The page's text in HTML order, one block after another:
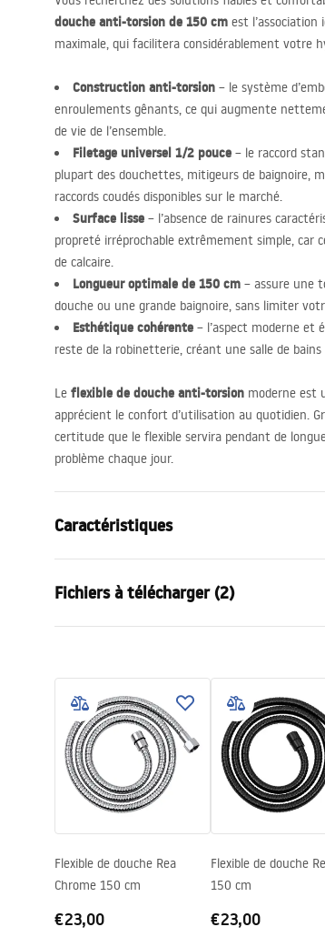
douche anti-torsion de 150 cm est l’association
maximale, qui facilitera considérablement votre
Construction anti-torsion – le système
enroulements gênants, ce qui augmente
de vie de l’ensemble.
Filetage universel 1/2 pouce – le raccord
plupart des douchettes, mitigeurs de baignoire,
raccords coudés disponibles sur le marché.
Surface lisse – l’absence de rainures
propreté irréprochable extrêmement simple, car
de calcaire.
Longueur optimale de 150 cm – assure une
douche ou une grande baignoire, sans limiter
Esthétique cohérente – l’aspect moderne et
reste de la robinetterie, créant une salle de
Le flexible de douche anti-torsion moderne est
apprécient le confort d’utilisation au quotidien.
certitude que le flexible servira pendant de
problème chaque jour.
Caractéristiques
Garantie
Matériel
Couleur
Fichiers à télécharger (2)
WARUNKI_BEZPIECZENSTWA_AKCE
SORIA_LAZIENKOWE.pdf
Flexible de douche Rea
Chrome 150 cm
€23,00
Flexible de douche
150 cm
€23,00